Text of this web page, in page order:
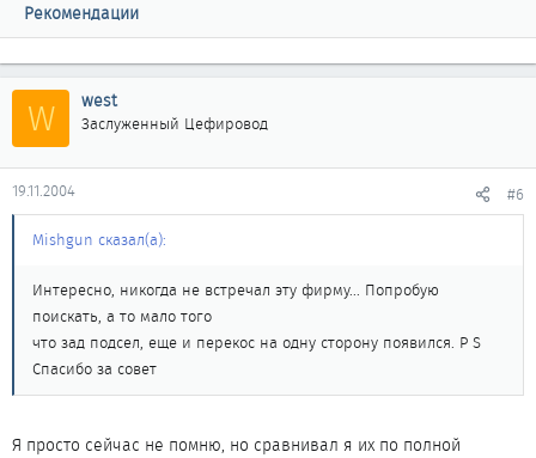
Рекомендации
W west
Заслуженный Цефировод
19.11.2004 #6
Mishgun сказал(а):
Интересно, никогда не встречал эту фирму... Попробую
поискать, а то мало того
что зад подсел, еще и перекос на одну сторону появился. P S
Спасибо за совет
Я просто сейчас не помню, но сравнивал я их по полной